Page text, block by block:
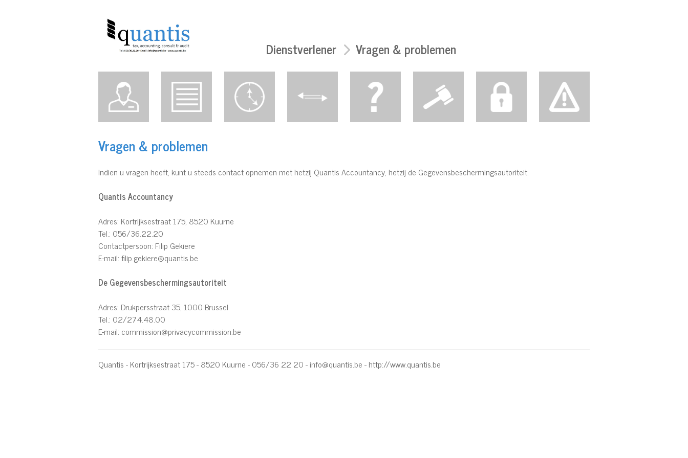
Dienstverlener Vragen & problemen
Vragen & problemen
Indien u vragen heeft, kunt u steeds contact opnemen met hetzij Quantis Accountancy, hetzij de Gegevensbeschermingsautoriteit.
Quantis Accountancy
Adres: Kortrijksestraat 175, 8520 Kuurne
Tel.: 056/36.22.20
Contactpersoon: Filip Gekiere
E-mail: filip.gekiere@quantis.be
De Gegevensbeschermingsautoriteit
Adres: Drukpersstraat 35, 1000 Brussel
Tel.: 02/274.48.00
E-mail: commission@privacycommission.be
Quantis - Kortrijksestraat 175 - 8520 Kuurne - 056/36 22 20 -info@quantis.be-http://www.quantis.be